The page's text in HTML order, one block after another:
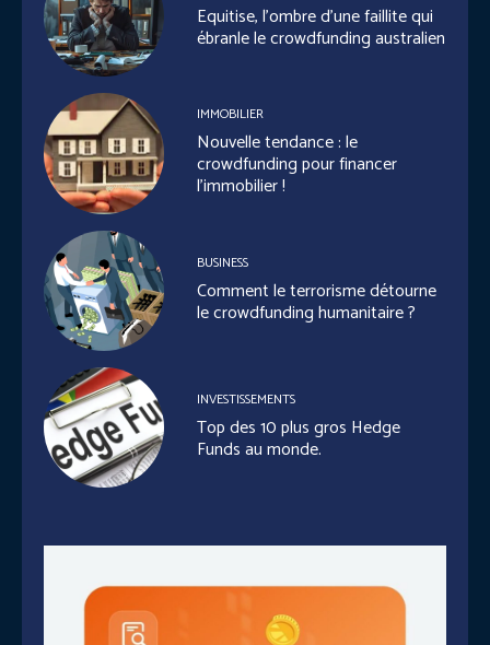
Equitise, l’ombre d’une faillite qui
ébranle le crowdfunding australien
IMMOBILIER
Nouvelle tendance : le
crowdfunding pour financer
l’immobilier !
BUSINESS
Comment le terrorisme détourne
le crowdfunding humanitaire ?
INVESTISSEMENTS
Top des 10 plus gros Hedge
Funds au monde.